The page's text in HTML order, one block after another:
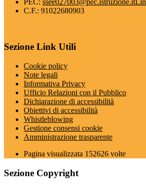
PEC: ssee027003@pec.istruzione.it
C.F.: 91022680903
Sezione Link Utili
Cookie policy
Note legali
Informativa Privacy
Ufficio Relazioni con il Pubblico
Dichiarazione di accessibilità
Obiettivi di accessibilità
Whistleblowing
Gestione consensi cookie
Amministrazione trasparente
Pagina visualizzata 152626 volte
Sezione Copyright